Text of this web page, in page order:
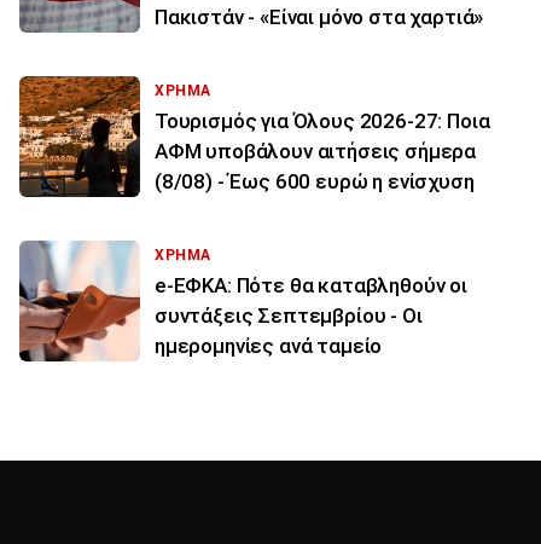
Πακιστάν - «Είναι μόνο στα χαρτιά»
ΧΡΗΜΑ
Τουρισμός για Όλους 2026-27: Ποια
ΑΦΜ υποβάλουν αιτήσεις σήμερα
(8/08) - Έως 600 ευρώ η ενίσχυση
ΧΡΗΜΑ
e-ΕΦΚΑ: Πότε θα καταβληθούν οι
συντάξεις Σεπτεμβρίου - Οι
ημερομηνίες ανά ταμείο